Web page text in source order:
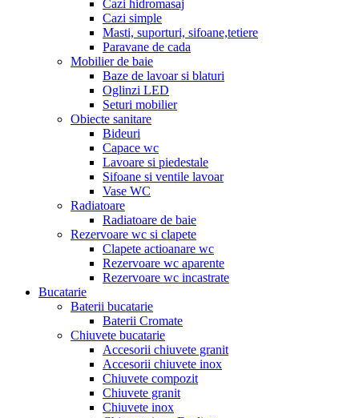
Cazi hidromasaj
Cazi simple
Masti, suporturi, sifoane,tetiere
Paravane de cada
Mobilier de baie
Baze de lavoar si blaturi
Oglinzi LED
Seturi mobilier
Obiecte sanitare
Bideuri
Capace wc
Lavoare si piedestale
Sifoane si ventile lavoar
Vase WC
Radiatoare
Radiatoare de baie
Rezervoare wc si clapete
Clapete actioanare wc
Rezervoare wc aparente
Rezervoare wc incastrate
Bucatarie
Baterii bucatarie
Baterii Cromate
Chiuvete bucatarie
Accesorii chiuvete granit
Accesorii chiuvete inox
Chiuvete compozit
Chiuvete granit
Chiuvete inox